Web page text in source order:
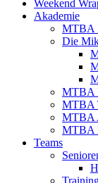
Weekend
Akademie
MTBA
Die
MTBA
MTBA
MTBA
MTBA
Teams